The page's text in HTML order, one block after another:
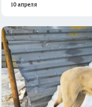
10 апреля